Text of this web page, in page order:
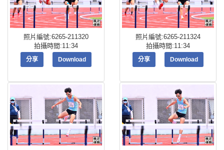
照片編號:6265-211320
拍攝時間:11:34
分享 Download
照片編號:6265-211324
拍攝時間:11:34
分享 Download